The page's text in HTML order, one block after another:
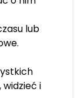
lub
i